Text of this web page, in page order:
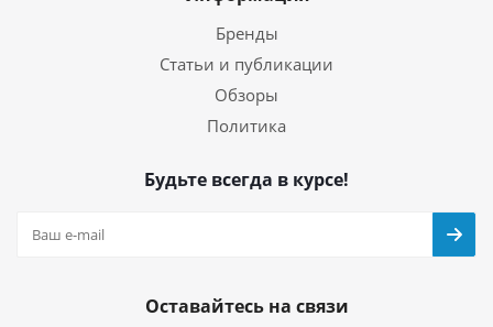
Бренды
Статьи и публикации
Обзоры
Политика
Будьте всегда в курсе!
Оставайтесь на связи